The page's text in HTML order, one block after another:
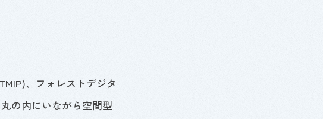
TMIP)、フォレストデジタ
の内にいながら空間型